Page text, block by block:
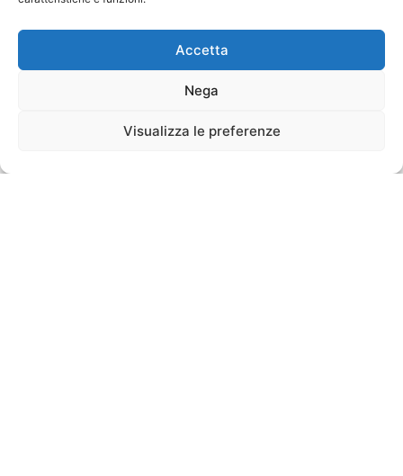
Accetta
Nega
Visualizza le preferenze